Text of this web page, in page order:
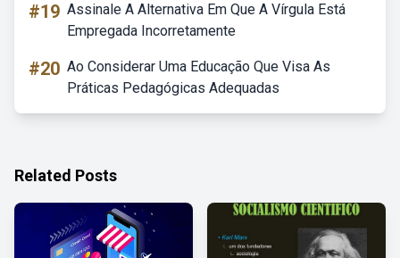
#19 Assinale A Alternativa Em Que A Vírgula Está
Empregada Incorretamente
#20 Ao Considerar Uma Educação Que Visa As
Práticas Pedagógicas Adequadas
Related Posts